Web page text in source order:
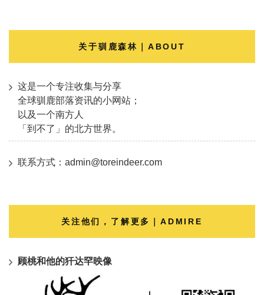
关于驯鹿森林｜ABOUT
这是一个专注收集与分享
全球驯鹿部落资讯的小网站；
以及一个南方人
「到不了」的北方世界。
联系方式：admin@toreindeer.com
关注他们，了解更多｜ADMIRE
顾桃和他的犴达罕映像